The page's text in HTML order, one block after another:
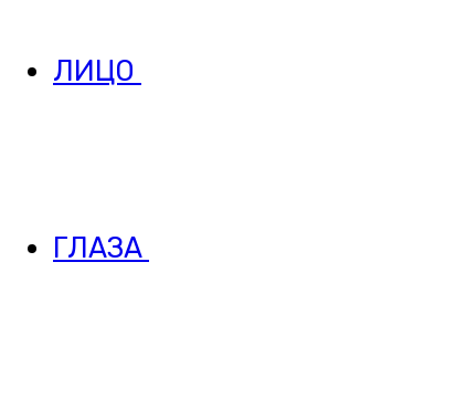
ЛИЦО
ГЛАЗА